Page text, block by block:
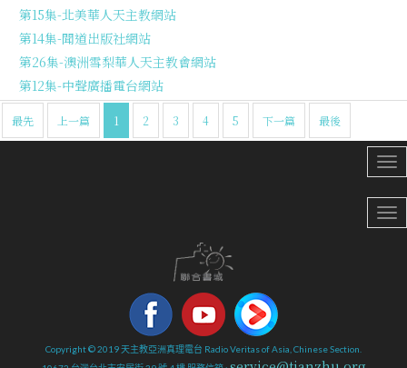
第15集-北美華人天主教網站
第14集-聞道出版社網站
第26集-澳洲雪梨華人天主教會網站
第12集-中聲廣播電台網站
最先 上一篇 1 2 3 4 5 下一篇 最後
Copyright © 2019 天主教亞洲真理電台 Radio Veritas of Asia, Chinese Section.